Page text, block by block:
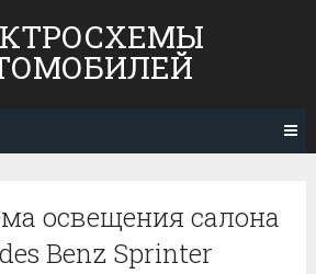
освещения салона
Benz Sprinter